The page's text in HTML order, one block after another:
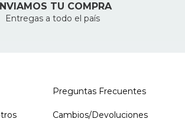
TU COMPRA
Entregas a todo el país
Preguntas Frecuentes
Cambios/Devoluciones